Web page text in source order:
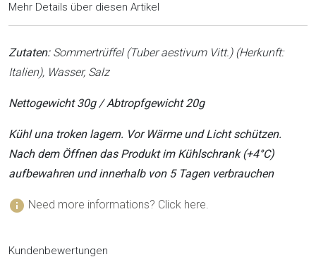
Mehr Details über diesen Artikel
Zutaten:Sommertrüffel (Tuber aestivum Vitt.) (Herkunft:
Italien), Wasser, Salz
Nettogewicht 30g / Abtropfgewicht 20g
Kühl una troken lagern. Vor Wärme und Licht schützen.
Nach dem Öffnen das Produkt im Kühlschrank (+4°C)
aufbewahren und innerhalb von 5 Tagen verbrauchen
info Need more informations? Click here.
Kundenbewertungen